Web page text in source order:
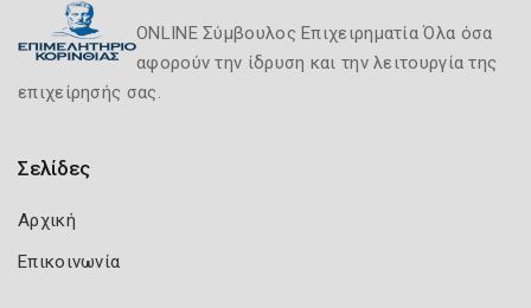
ONLINE Σύμβουλος Επιχειρηματία Όλα όσα
αφορούν την ίδρυση και την λειτουργία της
επιχείρησής σας.
Σελίδες
Αρχική
Επικοινωνία